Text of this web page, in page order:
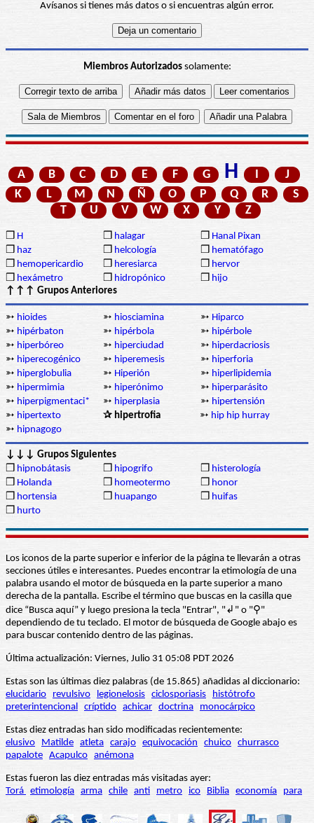
Avísanos si tienes más datos o si encuentras algún error.
Miembros Autorizadossolamente:
A B C D E F G H I
J
K
L M N Ñ O P Q R
S
T
U V W X Y Z
❒ H ❒ halagar ❒ Hanal Pixan
❒ haz ❒ helcología ❒ hematófago
❒ hemopericardio ❒ heresiarca ❒ hervor
❒ hexámetro ❒ hidropónico ❒ hijo
↑↑↑ Grupos Anteriores
➳ hioides ➳ hiosciamina ➳ Hiparco
➳ hipérbaton ➳ hipérbola ➳ hipérbole
➳ hiperbóreo ➳ hiperciudad ➳ hiperdacriosis
➳ hiperecogénico ➳ hiperemesis ➳ hiperforia
➳ hiperglobulia ➳ Hiperión ➳ hiperlipidemia
➳ hipermimia ➳ hiperónimo ➳ hiperparásito
➳ hiperpigmentaci* ➳ hiperplasia ➳ hipertensión
➳ hipertexto ✰ hipertrofia ➳ hip hip hurray
➳ hipnagogo
↓↓↓ Grupos Siguientes
❒ hipnobátasis ❒ hipogrifo ❒ histerología
❒ Holanda ❒ homeotermo ❒ honor
❒ hortensia ❒ huapango ❒ huifas
❒ hurto
Los iconos de la parte superior e inferior de la página te llevarán a otras
secciones útiles e interesantes. Puedes encontrar la etimología de una
palabra usando el motor de búsqueda en la parte superior a mano
derecha de la pantalla. Escribe el término que buscas en la casilla que
dice “Busca aquí” y luego presiona la tecla "Entrar", "↲" o "⚲"
dependiendo de tu teclado. El motor de búsqueda de Google abajo es
para buscar contenido dentro de las páginas.
Última actualización: Viernes, Julio 31 05:08 PDT 2026
Estas son las últimas diez palabras (de 15.865) añadidas al diccionario:
elucidario
revulsivo legionelosis ciclosporiasis
histótrofo
preterintencional críptido achicar doctrina monocárpico
Estas diez entradas han sido modificadas recientemente:
elusivo
Matilde atleta carajo equivocación chuico churrasco
papalote Acapulco anémona
Estas fueron las diez entradas más visitadas ayer:
Torá etimología arma chile anti metro ico Biblia economía para